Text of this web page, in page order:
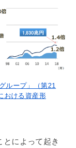
ループ」（第21
おける資産形
とによって起き